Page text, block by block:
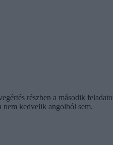
részben a második
nem kedvelik angolból sem.